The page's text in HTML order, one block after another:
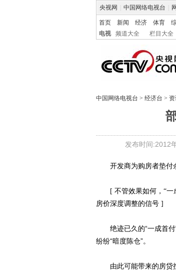
央视网 中国网络电视台
首页 新闻 经济 体育
电视
频道大全 栏目大全
中国网络电视台 > 经济台 >
发布时间:2012
开发商为购房者垫付
[ 不管效果如何，“一成
房价深度调整的信号 ]
绝迹已久的“一成首付”
纷纷“暗度陈仓”。
由此可能带来的房贷按